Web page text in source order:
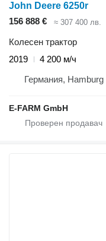
John Deere 6250r
156 888 €
≈ 307 400 лв.
Колесен трактор
2019
4 200 м/ч
Германия, Hamburg
E-FARM GmbH